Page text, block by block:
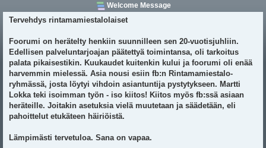
Welcome Message
Tervehdys rintamamiestalolaiset
Foorumi on herätelty henkiin suunnilleen sen 20-vuotisjuhliin.
Edellisen palveluntarjoajan päätettyä toimintansa, oli tarkoitus
palata pikaisestikin. Kuukaudet kuitenkin kului ja foorumi oli enää
harvemmin mielessä. Asia nousi esiin fb:n Rintamamiestalo-
ryhmässä, josta löytyi vihdoin asiantuntija pystytykseen. Martti
Lokka teki isoimman työn - iso kiitos! Kiitos myös fb:ssä asiaan
heräteille. Joitakin asetuksia vielä muutetaan ja säädetään, eli
pahoittelut etukäteen häiriöistä.
Lämpimästi tervetuloa. Sana on vapaa.